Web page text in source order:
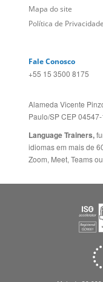
Alameda Vicente
Language Trainers,
idiomas em mais de